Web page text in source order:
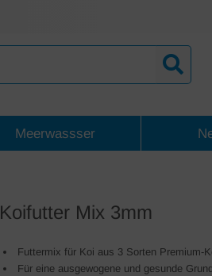
Meerwassser
Koifutter Mix 3mm
Futtermix für Koi aus 3 Sorten Premium-
Für eine ausgewogene und gesunde